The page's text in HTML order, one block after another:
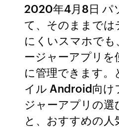
2020年4月8日 パ
て、そのままでは
にくいスマホで
ージャーアプリ
に管理できます。
イル Android向け
ジャーアプリの選
と、おすすめの